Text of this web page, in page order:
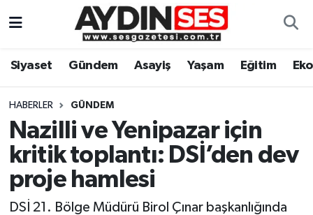
Siyaset Gündem Asayiş Yaşam Eğitim
HABERLER GÜNDEM
Nazilli ve Yenipazar için
kritik toplantı: DSİ’den dev
proje hamlesi
DSİ 21. Bölge Müdürü Birol Çınar başkanlığında
Gündem
Siyaset
Ekonomi
Yaşam
Aydın Hava Durumu
Aydin Namaz Vakitleri
Aydın Trafik Yoğunluk Haritası
Süper Lig Puan Durumu ve Fikstür